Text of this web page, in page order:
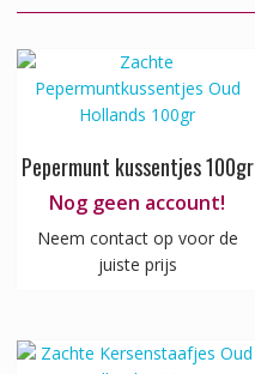
Pepermunt kussentjes 100gr
Nog geen account!
Neem contact op voor de
juiste prijs